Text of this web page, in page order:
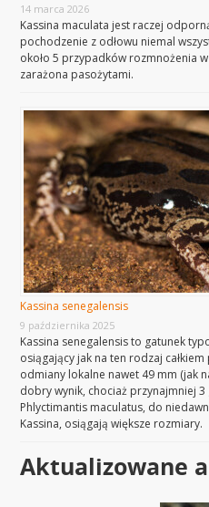
14 marca 2026
Kassina maculata jest raczej
pochodzenie z odłowu niemal
około 5 przypadków rozmnożenia
zarażona pasożytami.
Kassina senegalensis
9 października 2025
Kassina senegalensis to gatunek
osiągający jak na ten rodzaj
odmiany lokalne nawet 49 mm (jak
dobry wynik, chociaż przynajmniej
Phlyctimantis maculatus, do
Kassina, osiągają większe rozmiary.
Aktualizowane